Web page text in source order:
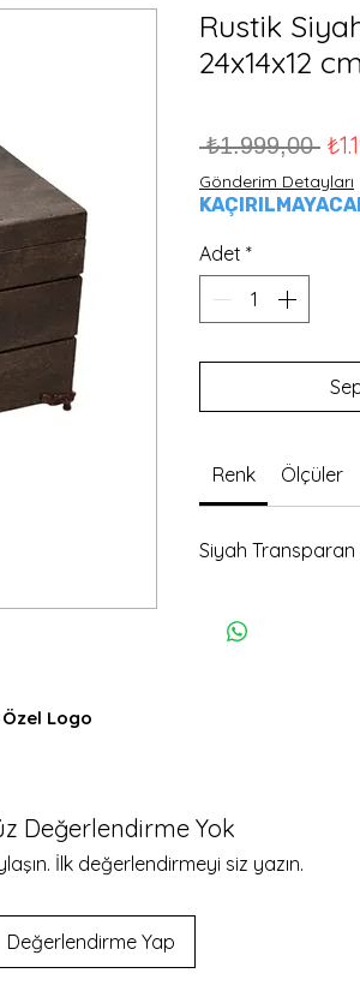
Logo
işlenmiş
doğal ahşap
sağlam durur
tamamen size
Rustik
24x14x12
₺1.999,00
Gönderim Detayları
Adet *
Renk Ölçüler
Siyah Transparan
Değerlendirme Yok
İlk değerlendirmeyi siz yazın.
Değerlendirme Yap